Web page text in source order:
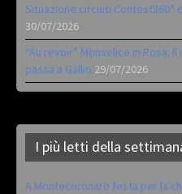
Situazione circuiti Contest360°
30/07/2026
“Au revoir” Monselice in Rosa.
passa a Gallio 29/07/2026
I più letti della
A Montecoronaro festa per la